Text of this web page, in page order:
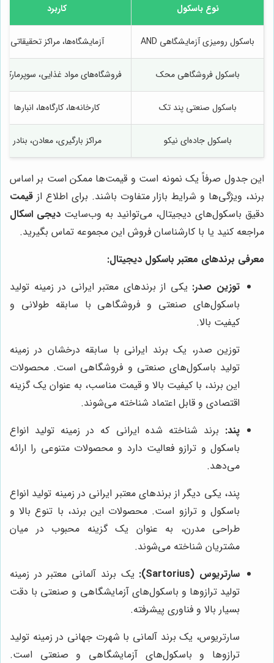
نوع باسکول کاربرد
باسکول رومیزی آزمایشگاهی AND آزمایشگاه‌ها، مراکز تحقیقاتی
باسکول فروشگاهی محک فروشگاه‌های مواد غذایی،
باسکول صنعتی پند تک کارخانه‌ها، کارگاه‌ها، انبارها
باسکول جاده‌ای نیکو مراکز بارگیری، معادن، بنادر
این جدول صرفاً یک نمونه است و قیمت‌ها ممکن است بر اساس
برند، ویژگی‌ها و شرایط بازار متفاوت باشند. برای اطلاع از قیمت
دقیق باسکول‌های دیجیتال، می‌توانید به وب‌سایت دیجی اسکال
مراجعه کنید یا با کارشناسان فروش این مجموعه تماس بگیرید.
معرفی برندهای معتبر باسکول دیجیتال:
توزین صدر: یکی از برندهای معتبر ایرانی در زمینه تولید
باسکول‌های صنعتی و فروشگاهی با سابقه طولانی و
کیفیت بالا.
توزین صدر، یک برند ایرانی با سابقه درخشان در زمینه
تولید باسکول‌های صنعتی و فروشگاهی است. محصولات
این برند، با کیفیت بالا و قیمت مناسب، به عنوان یک گزینه
اقتصادی و قابل اعتماد شناخته می‌شوند.
پند: برند شناخته شده ایرانی که در زمینه تولید انواع
باسکول و ترازو فعالیت دارد و محصولات متنوعی را ارائه
می‌دهد.
پند، یکی دیگر از برندهای معتبر ایرانی در زمینه تولید انواع
باسکول و ترازو است. محصولات این برند، با تنوع بالا و
طراحی مدرن، به عنوان یک گزینه محبوب در میان
مشتریان شناخته می‌شوند.
سارتریوس (Sartorius):
یک برند آلمانی معتبر در زمینه
تولید ترازوها و باسکول‌های آزمایشگاهی و صنعتی با دقت
بسیار بالا و فناوری پیشرفته.
سارتریوس، یک برند آلمانی با شهرت جهانی در زمینه تولید
ترازوها و باسکول‌های آزمایشگاهی و صنعتی است.